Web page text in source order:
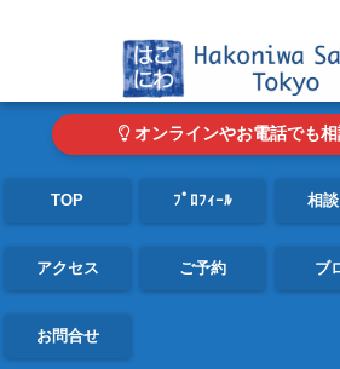
オンラインやお電話でも
TOP ﾌﾟﾛﾌｨｰﾙ 相
アクセス ご予約 ブ
お問合せ